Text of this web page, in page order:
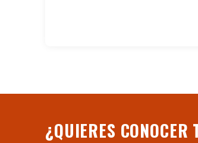
¿QUIERES CONOCER